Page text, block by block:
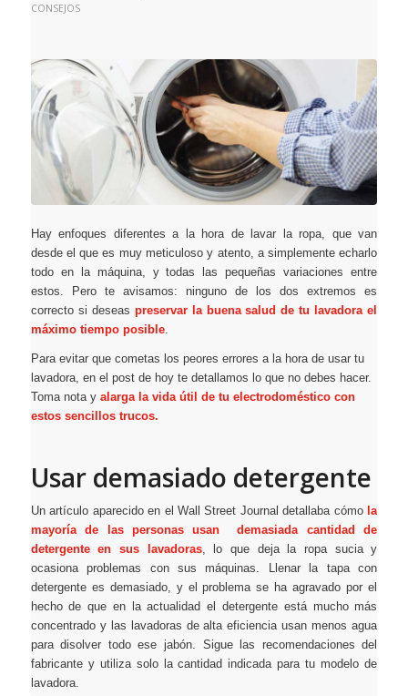
CONSEJOS
Hay enfoques diferentes a la hora de lavar la ropa, que van
desde el que es muy meticuloso y atento, a simplemente echarlo
todo en la máquina, y todas las pequeñas variaciones entre
estos. Pero te avisamos: ninguno de los dos extremos es
correcto si deseas preservar la buena salud de tu lavadora el
máximo tiempo posible.
Para evitar que cometas los peores errores a la hora de usar tu
lavadora, en el post de hoy te detallamos lo que no debes hacer.
Toma nota y alarga la vida útil de tu electrodoméstico con
estos sencillos trucos.
Usar demasiado detergente
Un artículo aparecido en el Wall Street Journal detallaba cómo la
mayoría de las personas usan demasiada cantidad de
detergente en sus lavadoras, lo que deja la ropa sucia y
ocasiona problemas con sus máquinas. Llenar la tapa con
detergente es demasiado, y el problema se ha agravado por el
hecho de que en la actualidad el detergente está mucho más
concentrado y las lavadoras de alta eficiencia usan menos agua
para disolver todo ese jabón. Sigue las recomendaciones del
fabricante y utiliza solo la cantidad indicada para tu modelo de
lavadora.